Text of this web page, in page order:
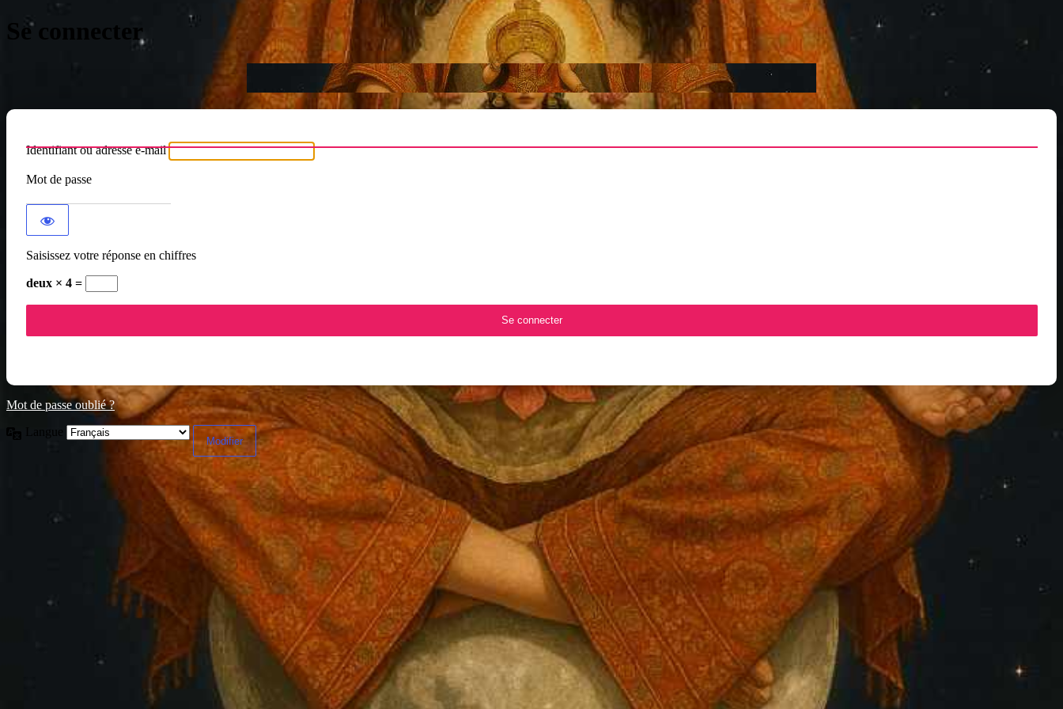
Se connecter
Identifiant ou adresse e-mail
Mot de passe
Saisissez votre réponse en chiffres
deux × 4 =
Mot de passe oublié ?
Langue